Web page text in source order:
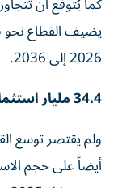
2026 إلى 2036.
34.4 مليار استثمارات
ولم يقتصر توسع